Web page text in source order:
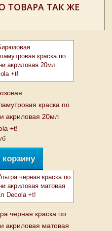
ТОВАРА ТАК ЖЕ
краска по
акриловая 20мл
+t!
корзину
черная краска по
акриловая матовая